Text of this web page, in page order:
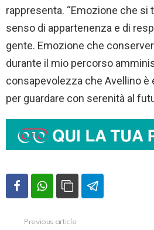
rappresenta. “Emozione che si
senso di appartenenza e di
gente. Emozione che
durante il mio percorso
consapevolezza che Avellino è
per guardare con serenità al
VediPrevious article